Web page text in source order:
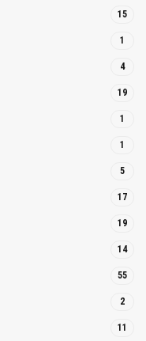
15
1
4
19
1
1
5
17
19
14
55
2
11